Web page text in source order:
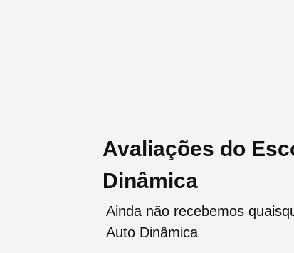
Avaliações do
Dinâmica
Ainda não recebemos
Auto Dinâmica